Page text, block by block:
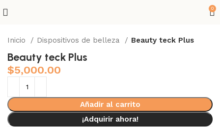
0
Inicio Dispositivos de belleza Beauty teck Plus
Beauty teck Plus
$5,000.00
Añadir al carrito
¡Adquirir ahora!